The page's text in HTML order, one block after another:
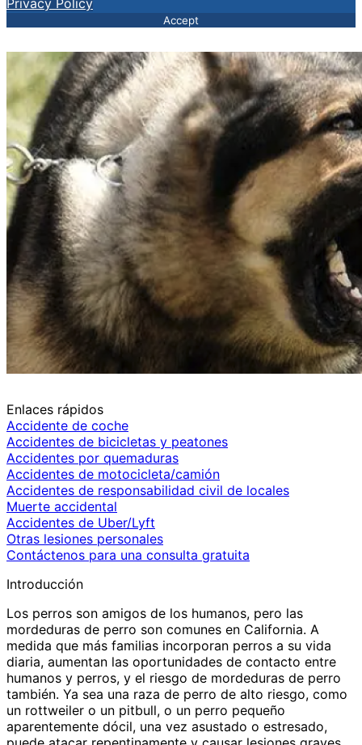
Privacy Policy
Accept
Enlaces rápidos
Accidente de coche
Accidentes de bicicletas y peatones
Accidentes por quemaduras
Accidentes de motocicleta/camión
Accidentes de responsabilidad civil de locales
Muerte accidental
Accidentes de Uber/Lyft
Otras lesiones personales
Contáctenos para una consulta gratuita
Introducción
Los perros son amigos de los humanos, pero las
mordeduras de perro son comunes en California. A
medida que más familias incorporan perros a su vida
diaria, aumentan las oportunidades de contacto entre
humanos y perros, y el riesgo de mordeduras de perro
también. Ya sea una raza de perro de alto riesgo, como
un rottweiler o un pitbull, o un perro pequeño
aparentemente dócil, una vez asustado o estresado,